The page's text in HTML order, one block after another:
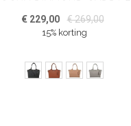
€ 229,00 € 269,00
15% korting